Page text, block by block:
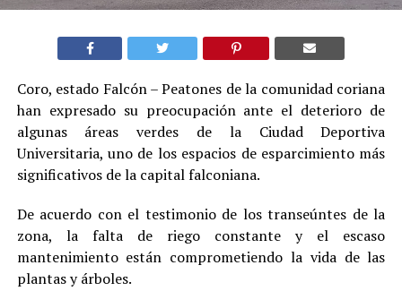
Coro, estado Falcón – Peatones de la comunidad coriana
han expresado su preocupación ante el deterioro de
algunas áreas verdes de la Ciudad Deportiva
Universitaria, uno de los espacios de esparcimiento más
significativos de la capital falconiana.
De acuerdo con el testimonio de los transeúntes de la
zona, la falta de riego constante y el escaso
mantenimiento están comprometiendo la vida de las
plantas y árboles.